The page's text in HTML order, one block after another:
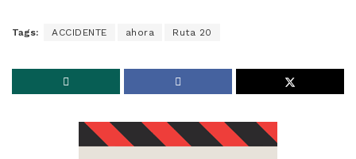
Tags: ACCIDENTE ahora Ruta 20